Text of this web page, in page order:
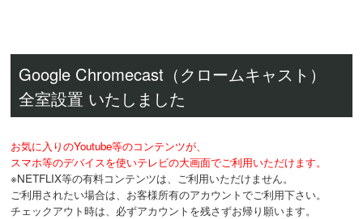
Google Chromecast（クロームキャスト）
全室設置 いたしました
お気に入りのYoutube等のコンテンツが、
スマホ等のデバイスを使いテレビの大画面でご利用いただけます。
※NETFLIX等の有料コンテンツは、ご利用いただけません。
ご利用されたい場合は、お客様所有のアカウントでご利用下さい。
チェックアウト時は、必ずアカウントを残さずお帰り願います。